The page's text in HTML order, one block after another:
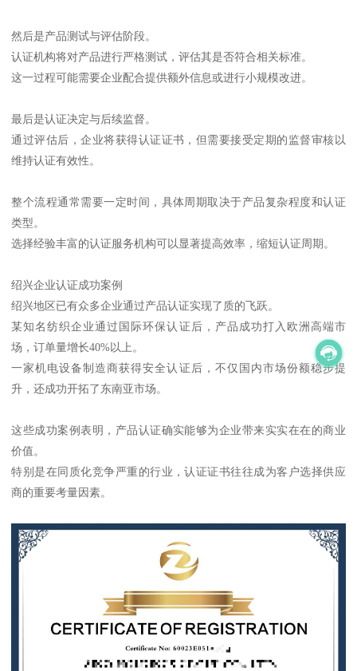
然后是产品测试与评估阶段。
认证机构将对产品进行严格测试，评估其是否符合相关标准。
这一过程可能需要企业配合提供额外信息或进行小规模改进。
最后是认证决定与后续监督。
通过评估后，企业将获得认证证书，但需要接受定期的监督审核以
维持认证有效性。
整个流程通常需要一定时间，具体周期取决于产品复杂程度和认证
类型。
选择经验丰富的认证服务机构可以显著提高效率，缩短认证周期。
绍兴企业认证成功案例
绍兴地区已有众多企业通过产品认证实现了质的飞跃。
某知名纺织企业通过国际环保认证后，产品成功打入欧洲高端市
场，订单量增长40%以上。
一家机电设备制造商获得安全认证后，不仅国内市场份额稳步提
升，还成功开拓了东南亚市场。
这些成功案例表明，产品认证确实能够为企业带来实实在在的商业
价值。
特别是在同质化竞争严重的行业，认证证书往往成为客户选择供应
商的重要考量因素。